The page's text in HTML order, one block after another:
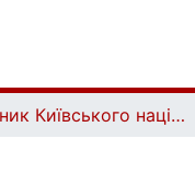
Вісник Київського національного університету імені Тараса Шевченка. Хімія. Вип. 1(51)